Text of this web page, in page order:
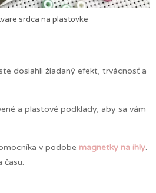
srdca na plastovke
dosiahli žiadaný efekt, trvácnosť a
a plastové podklady, aby sa vám
v podobe magnetky na ihly.
času.